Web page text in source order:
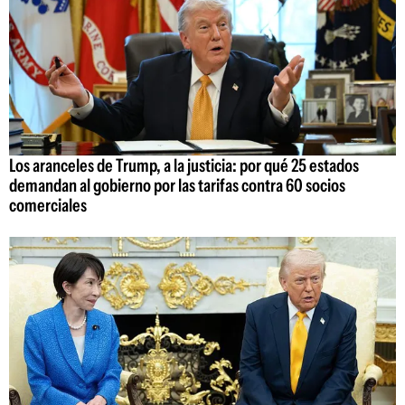
Los aranceles de Trump, a la justicia: por qué 25 estados
demandan al gobierno por las tarifas contra 60 socios
comerciales